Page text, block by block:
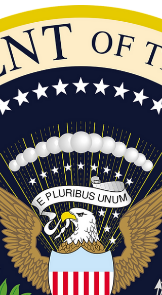
ou "Comment avancer d'un pas assuré vers
le succès ?" Ah, ... l'auto-sabotage ! Quoi
plus incompréhensible que cette
étonnante...